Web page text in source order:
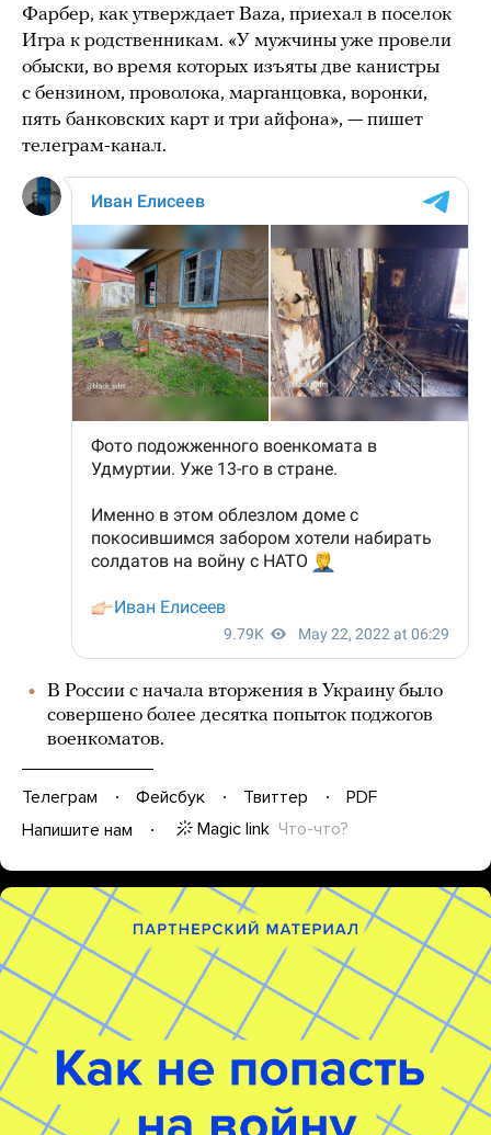
Фарбер, как утверждает Baza, приехал в поселок
Игра к родственникам. «У мужчины уже провели
обыски, во время которых изъяты две канистры
с бензином, проволока, марганцовка, воронки,
пять банковских карт и три айфона», — пишет
телеграм-канал.
В России с начала вторжения в Украину было
совершено более десятка попыток поджогов
военкоматов.
Телеграм Фейсбук Твиттер
PDF
Напишите нам
Magic link Что-что?